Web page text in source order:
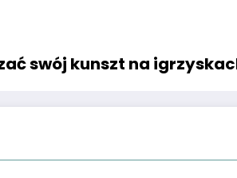
swój kunszt na